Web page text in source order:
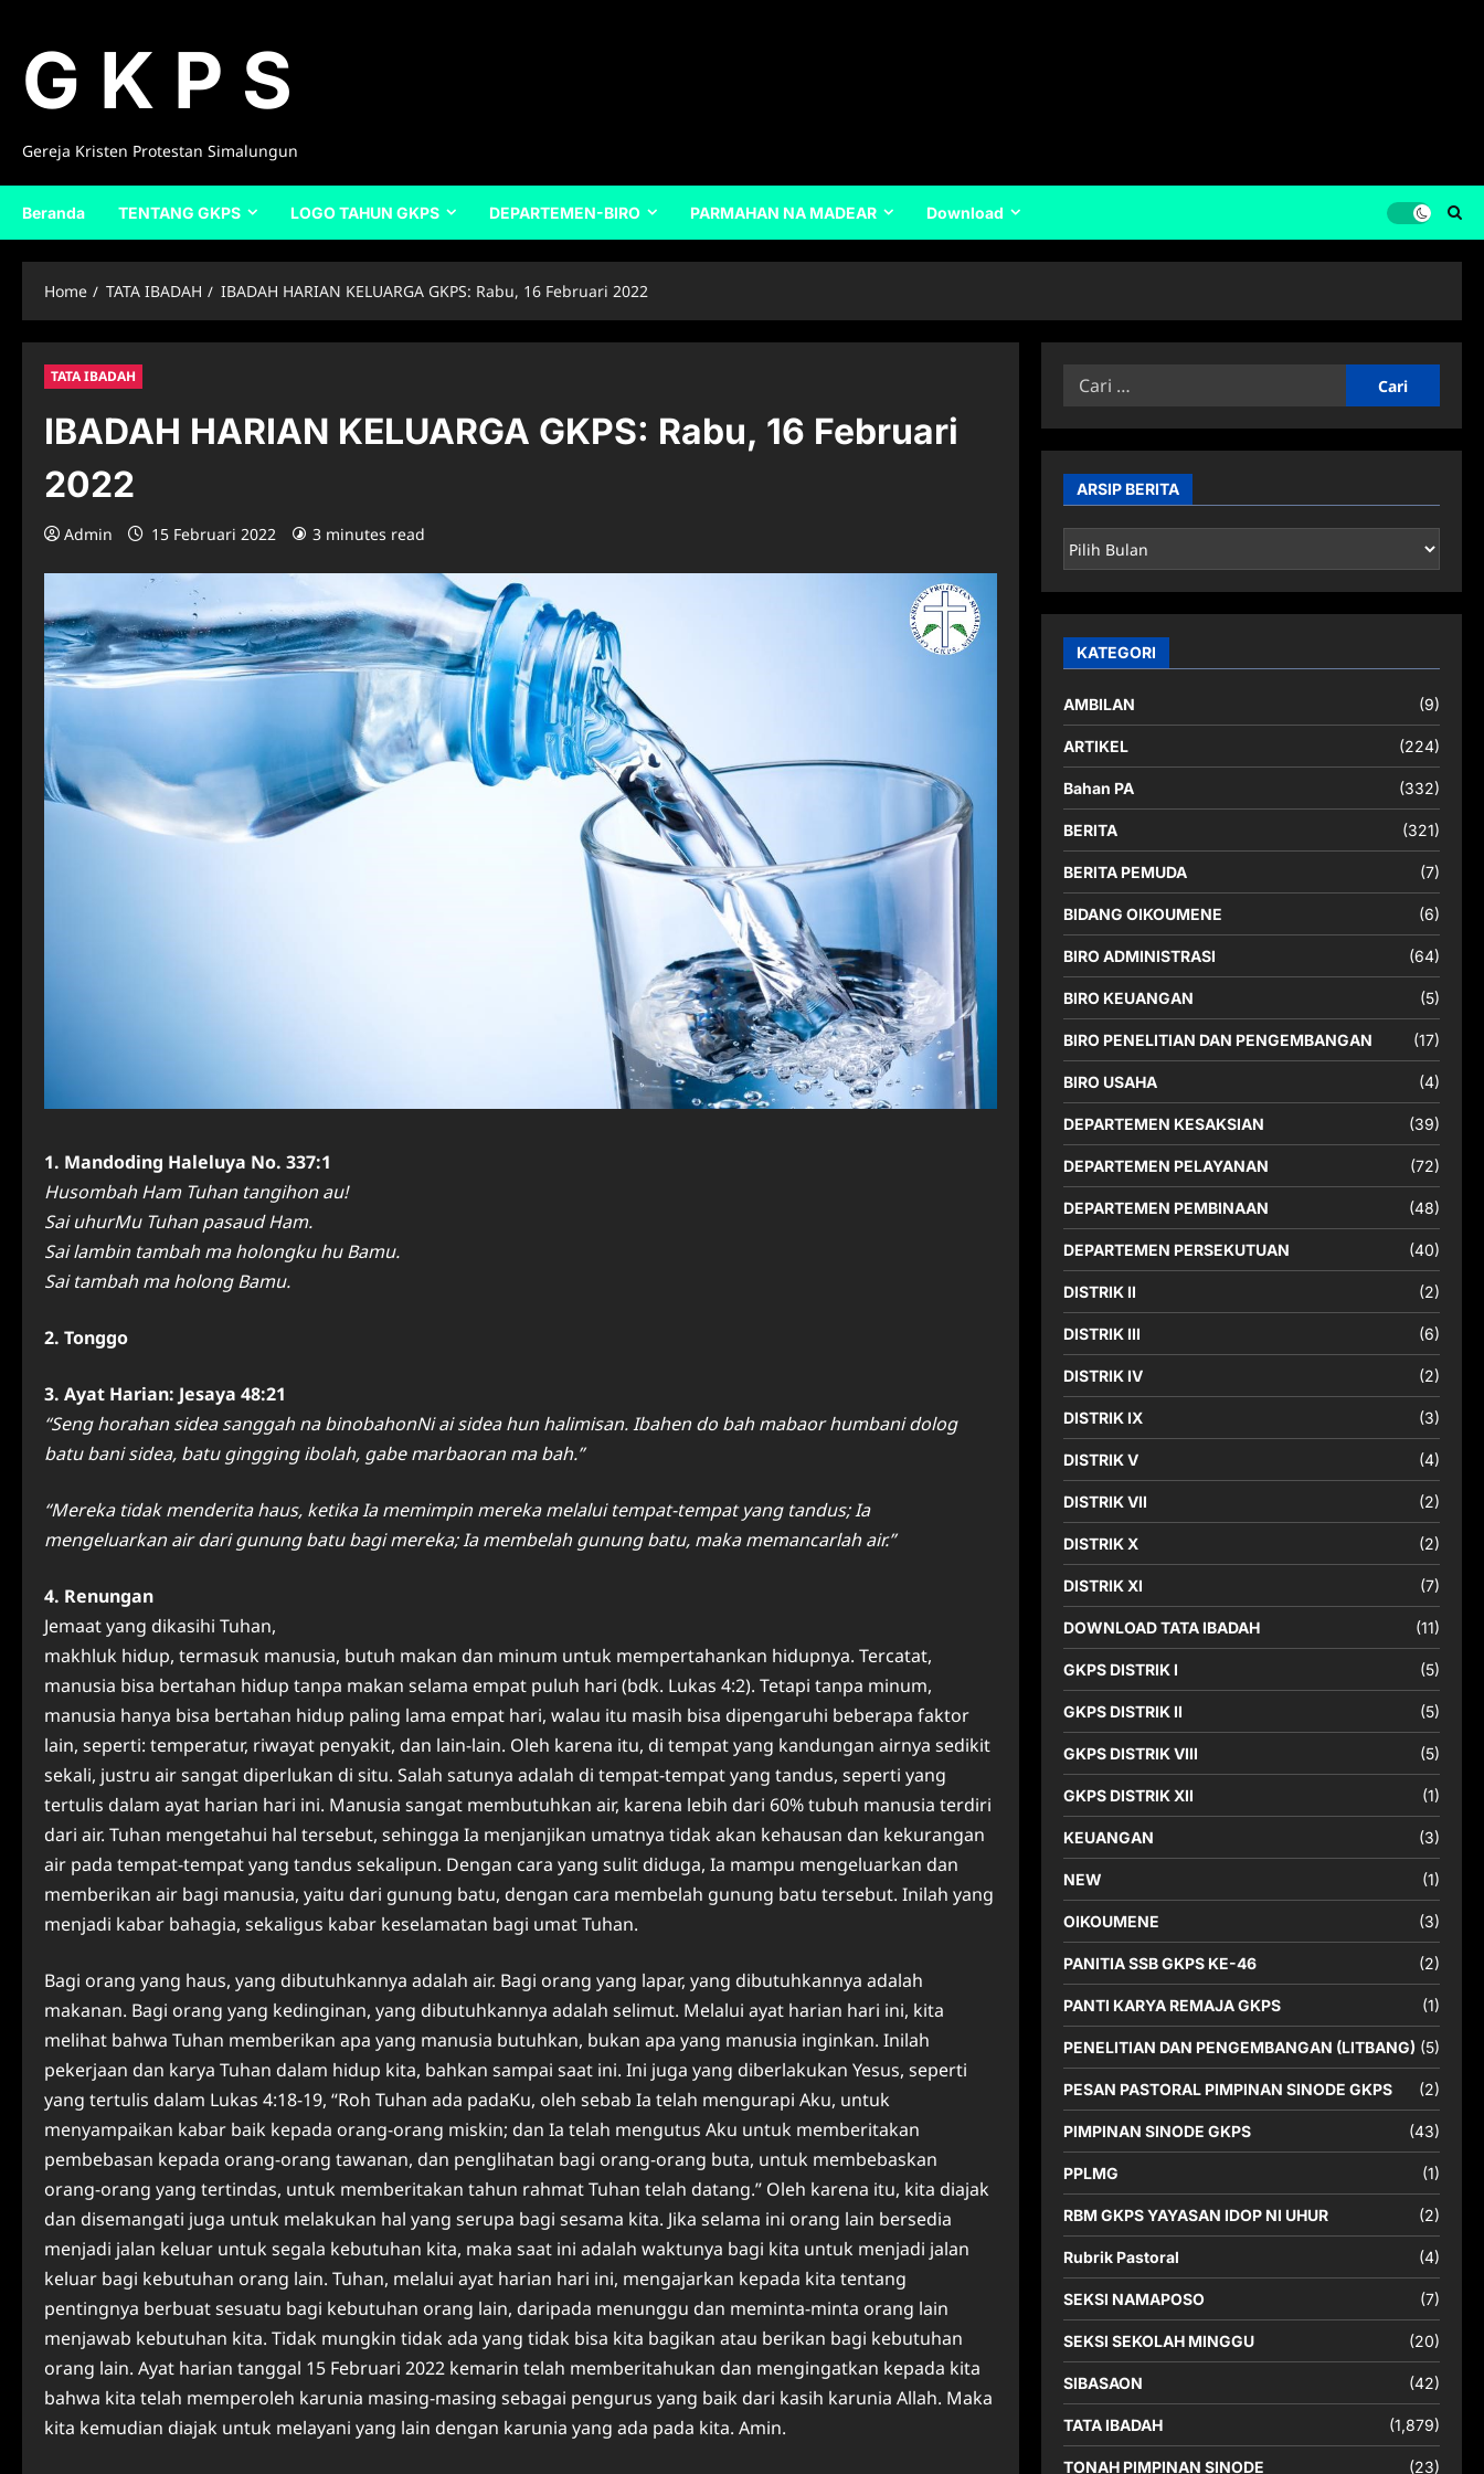
contentG K P S
Gereja Kristen Protestan Simalungun
Beranda TENTANG GKPS LOGO TAHUN GKPS DEPARTEMEN-BIRO PARMAHAN NA MADEAR Download
Home TATA IBADAH IBADAH HARIAN KELUARGA GKPS: Rabu, 16 Februari 2022
TATA IBADAH
IBADAH HARIAN KELUARGA GKPS: Rabu, 16 Februari
2022
Admin 15 Februari 2022 3 minutes read
1. Mandoding Haleluya No. 337:1
Husombah Ham Tuhan tangihon au!
Sai uhurMu Tuhan pasaud Ham.
Sai lambin tambah ma holongku hu Bamu.
Sai tambah ma holong Bamu.
2. Tonggo
3. Ayat Harian: Jesaya 48:21
“Seng horahan sidea sanggah na binobahonNi ai sidea hun halimisan. Ibahen do bah mabaor humbani dolog
batu bani sidea, batu gingging ibolah, gabe marbaoran ma bah.”
“Mereka tidak menderita haus, ketika Ia memimpin mereka melalui tempat-tempat yang tandus; Ia
mengeluarkan air dari gunung batu bagi mereka; Ia membelah gunung batu, maka memancarlah air.”
4. Renungan
Jemaat yang dikasihi Tuhan,
makhluk hidup, termasuk manusia, butuh makan dan minum untuk mempertahankan hidupnya. Tercatat,
manusia bisa bertahan hidup tanpa makan selama empat puluh hari (bdk. Lukas 4:2). Tetapi tanpa minum,
manusia hanya bisa bertahan hidup paling lama empat hari, walau itu masih bisa dipengaruhi beberapa faktor
lain, seperti: temperatur, riwayat penyakit, dan lain-lain. Oleh karena itu, di tempat yang kandungan airnya sedikit
sekali, justru air sangat diperlukan di situ. Salah satunya adalah di tempat-tempat yang tandus, seperti yang
tertulis dalam ayat harian hari ini. Manusia sangat membutuhkan air, karena lebih dari 60% tubuh manusia terdiri
dari air. Tuhan mengetahui hal tersebut, sehingga Ia menjanjikan umatnya tidak akan kehausan dan kekurangan
air pada tempat-tempat yang tandus sekalipun. Dengan cara yang sulit diduga, Ia mampu mengeluarkan dan
memberikan air bagi manusia, yaitu dari gunung batu, dengan cara membelah gunung batu tersebut. Inilah yang
menjadi kabar bahagia, sekaligus kabar keselamatan bagi umat Tuhan.
Bagi orang yang haus, yang dibutuhkannya adalah air. Bagi orang yang lapar, yang dibutuhkannya adalah
makanan. Bagi orang yang kedinginan, yang dibutuhkannya adalah selimut. Melalui ayat harian hari ini, kita
melihat bahwa Tuhan memberikan apa yang manusia butuhkan, bukan apa yang manusia inginkan. Inilah
pekerjaan dan karya Tuhan dalam hidup kita, bahkan sampai saat ini. Ini juga yang diberlakukan Yesus, seperti
yang tertulis dalam Lukas 4:18-19, “Roh Tuhan ada padaKu, oleh sebab Ia telah mengurapi Aku, untuk
menyampaikan kabar baik kepada orang-orang miskin; dan Ia telah mengutus Aku untuk memberitakan
pembebasan kepada orang-orang tawanan, dan penglihatan bagi orang-orang buta, untuk membebaskan
orang-orang yang tertindas, untuk memberitakan tahun rahmat Tuhan telah datang.” Oleh karena itu, kita diajak
dan disemangati juga untuk melakukan hal yang serupa bagi sesama kita. Jika selama ini orang lain bersedia
menjadi jalan keluar untuk segala kebutuhan kita, maka saat ini adalah waktunya bagi kita untuk menjadi jalan
keluar bagi kebutuhan orang lain. Tuhan, melalui ayat harian hari ini, mengajarkan kepada kita tentang
pentingnya berbuat sesuatu bagi kebutuhan orang lain, daripada menunggu dan meminta-minta orang lain
menjawab kebutuhan kita. Tidak mungkin tidak ada yang tidak bisa kita bagikan atau berikan bagi kebutuhan
orang lain. Ayat harian tanggal 15 Februari 2022 kemarin telah memberitahukan dan mengingatkan kepada kita
bahwa kita telah memperoleh karunia masing-masing sebagai pengurus yang baik dari kasih karunia Allah. Maka
kita kemudian diajak untuk melayani yang lain dengan karunia yang ada pada kita. Amin.
Cari
ARSIP BERITA
ARSIP
BERITA
KATEGORI
AMBILAN (9)
ARTIKEL (224)
Bahan PA (332)
BERITA (321)
BERITA PEMUDA (7)
BIDANG OIKOUMENE (6)
BIRO ADMINISTRASI (64)
BIRO KEUANGAN (5)
BIRO PENELITIAN DAN PENGEMBANGAN (17)
BIRO USAHA (4)
DEPARTEMEN KESAKSIAN (39)
DEPARTEMEN PELAYANAN (72)
DEPARTEMEN PEMBINAAN (48)
DEPARTEMEN PERSEKUTUAN (40)
DISTRIK II (2)
DISTRIK III (6)
DISTRIK IV (2)
DISTRIK IX (3)
DISTRIK V (4)
DISTRIK VII (2)
DISTRIK X (2)
DISTRIK XI (7)
DOWNLOAD TATA IBADAH (11)
GKPS DISTRIK I (5)
GKPS DISTRIK II (5)
GKPS DISTRIK VIII (5)
GKPS DISTRIK XII (1)
KEUANGAN (3)
NEW (1)
OIKOUMENE (3)
PANITIA SSB GKPS KE-46 (2)
PANTI KARYA REMAJA GKPS (1)
PENELITIAN DAN PENGEMBANGAN (LITBANG) (5)
PESAN PASTORAL PIMPINAN SINODE GKPS (2)
PIMPINAN SINODE GKPS (43)
PPLMG (1)
RBM GKPS YAYASAN IDOP NI UHUR (2)
Rubrik Pastoral (4)
SEKSI NAMAPOSO (7)
SEKSI SEKOLAH MINGGU (20)
SIBASAON (42)
TATA IBADAH (1,879)
TONAH PIMPINAN SINODE (23)